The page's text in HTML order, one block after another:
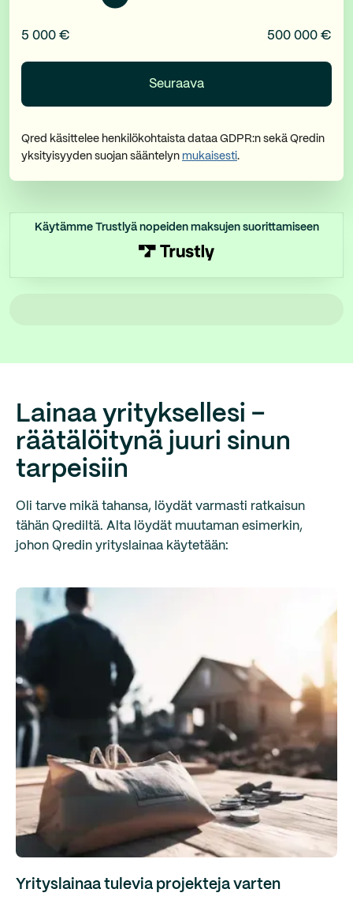
5 000 € 500 000 €
Qred käsittelee henkilökohtaista dataa GDPR:n sekä Qredin
yksityisyyden suojan sääntelyn mukaisesti.
Käytämme Trustlyä nopeiden maksujen suorittamiseen
Lainaa yrityksellesi –
räätälöitynä juuri sinun
tarpeisiin
Oli tarve mikä tahansa, löydät varmasti ratkaisun
tähän Qrediltä. Alta löydät muutaman esimerkin,
johon Qredin yrityslainaa käytetään:
Yrityslainaa tulevia projekteja varten